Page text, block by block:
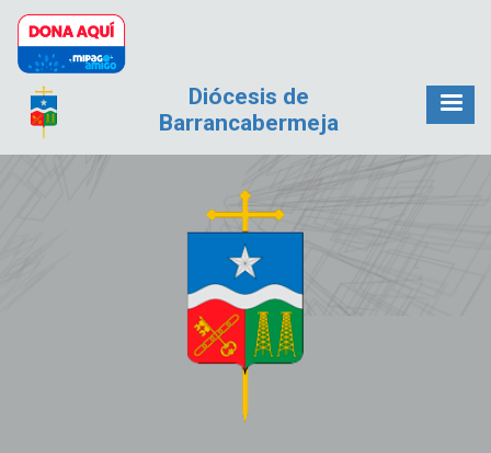
Pasar al contenido principal
Diócesis de
Barrancabermeja